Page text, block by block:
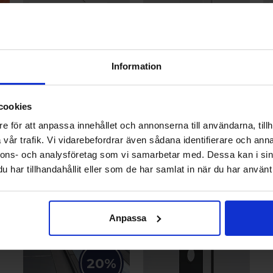
Information
för att anpassa innehållet och annonserna till användarna,
trafik. Vi vidarebefordrar även sådana identifierare och
och analysföretag som vi samarbetar med. Dessa kan i
har tillhandahållit eller som de har samlat in när du har
Anpassa
Teleskopsstav Fakro ZST för
386 kr
Senast lägsta pris:
Lägsta pris senaste 30
386 kr
Lagerförda Ytterdörrar
Ytterdörr Glimten Vit
18 382 kr
20%